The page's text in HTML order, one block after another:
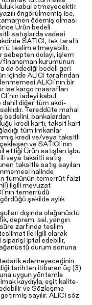
kabul etmeyecektir.
öngörülmemiş ise,
ödemiş olması
Ürün bedeli
satışlarda vadesi
SATICI, tek taraflı
teslim etmeyebilir.
sebepten dolayı, işlem
finansman kurumunun
da ödediği bedeli geri
içinde ALICI tarafından
ALICI`nın bir
ise kargo masrafları
iadeyi kabul
dahil diğer tüm akdi-
Tereddüte mahal
bedelini, bankalardan
kredi kartı, taksit kart
tüm imkanlar
kredi ve/veya taksitli
ve SATICI`nın
ettiği Ürün satışları işbu
veya taksitli satış
taksitle satış sayılan
halinde
tümünün temerrüt faizi
ilgili mevuzat
temerrüdü
şekilde aylık
dışında olağanüstü
deprem, sel, yangın
zarfında teslim
ile ilgili olarak
siparişi iptal edebilir,
durum sonuna
edemeyeceğinin
tarihten itibaren üç (3)
uygun yöntemle
kaydıyla, eşit kalite-
ve Sözleşme
sayılır. ALICI söz